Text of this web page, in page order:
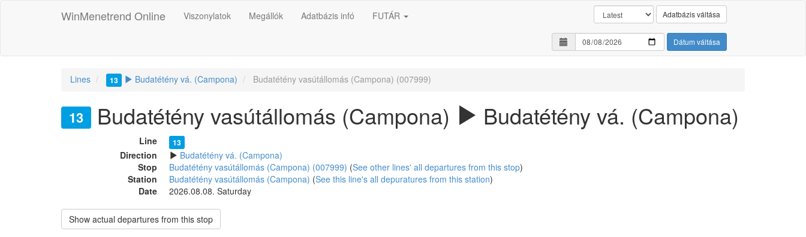
WinMenetrend Online Viszonylatok Megállók Adatbázis infó FUTÁR Adatbázis váltása
Dátum váltása
Lines 13 Budatétény vá. (Campona) Budatétény vasútállomás (Campona) (007999)
13 Budatétény vasútállomás (Campona) Budatétény vá. (Campona)
Line 13
Direction
Budatétény vá. (Campona)
Stop
Budatétény vasútállomás (Campona) (007999) (See other lines' all departures from this stop)
Station
Budatétény vasútállomás (Campona) (See this line's all depuratures from this station)
Date
2026.08.08. Saturday
Show actual departures from this stop